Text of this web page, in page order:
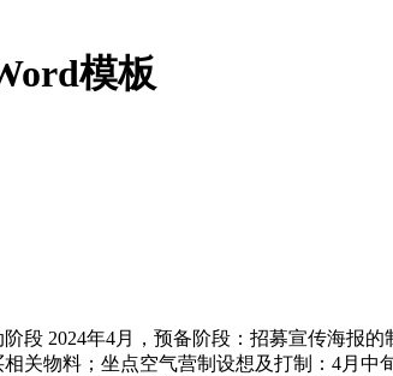
模板
2024年4月，预备阶段：招募宣传海报的
关物料；坐点空气营制设想及打制：4月